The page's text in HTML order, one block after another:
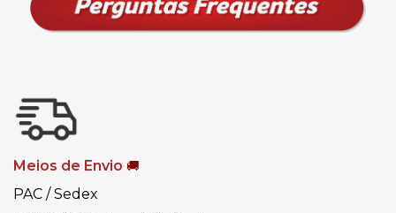
Meios de Envio 🚚
PAC / Sedex